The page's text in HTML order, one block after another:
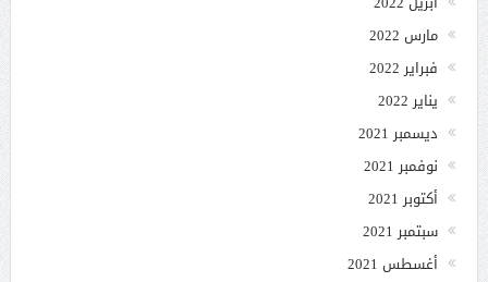
مارس 2022
فبراير 2022
يناير 2022
ديسمبر 2021
نوفمبر 2021
أكتوبر 2021
سبتمبر 2021
أغسطس 2021